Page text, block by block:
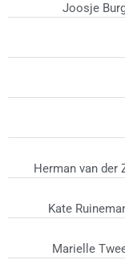
Joosje
Herman van der
Kate
Marielle